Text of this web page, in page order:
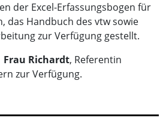
der Excel-Erfassungsbogen für
das Handbuch des vtw sowie
zur Verfügung gestellt.
Frau Richardt, Referentin
zur Verfügung.